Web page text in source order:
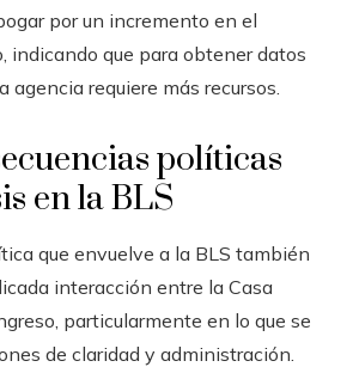
por un incremento en el
indicando que para obtener datos
agencia requiere más recursos.
políticas
en la BLS
que envuelve a la BLS también
interacción entre la Casa
particularmente en lo que se
de claridad y administración.